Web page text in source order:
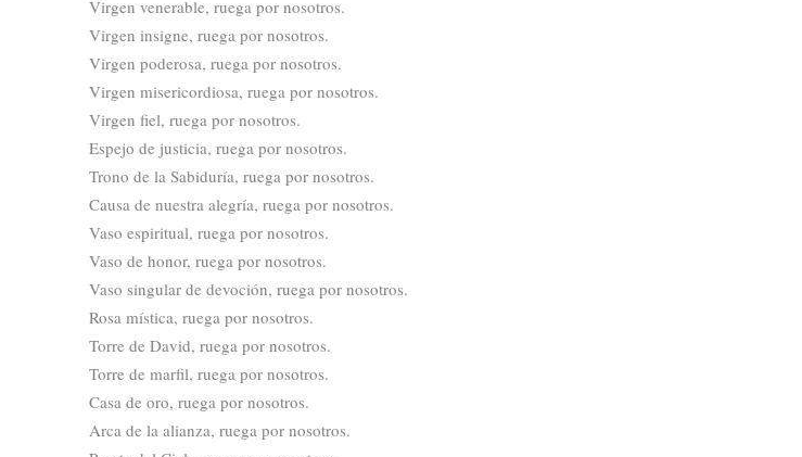
Virgen venerable, ruega por nosotros.
Virgen insigne, ruega por nosotros.
Virgen poderosa, ruega por nosotros.
Virgen misericordiosa, ruega por nosotros.
Virgen fiel, ruega por nosotros.
Espejo de justicia, ruega por nosotros.
Trono de la Sabiduría, ruega por nosotros.
Causa de nuestra alegría, ruega por nosotros.
Vaso espiritual, ruega por nosotros.
Vaso de honor, ruega por nosotros.
Vaso singular de devoción, ruega por nosotros.
Rosa mística, ruega por nosotros.
Torre de David, ruega por nosotros.
Torre de marfil, ruega por nosotros.
Casa de oro, ruega por nosotros.
Arca de la alianza, ruega por nosotros.